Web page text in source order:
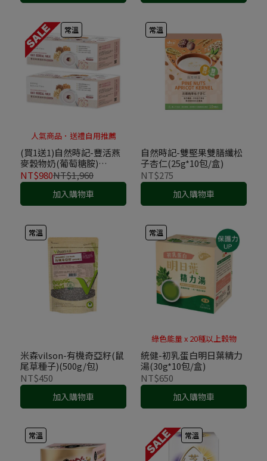
常溫
人氣商品．送禮自用推薦
(買1送1)自然時記-豐活燕
麥穀物奶(葡萄糖胺)
(25g*22包/盒)
NT$980NT$1,960
加入購物車
常溫
自然時記-雙堅果雙膳纖松
子杏仁(25g*10包/盒)
NT$275
加入購物車
常溫
米森vilson-有機奇亞籽(鼠
尾草種子)(500g/包)
NT$450
加入購物車
常溫
綠色能量 x 20種以上穀物
統健-初乳蛋白明日葉精力
湯(30g*10包/盒)
NT$650
加入購物車
常溫 常溫